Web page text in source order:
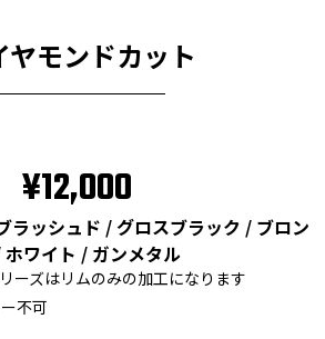
ヤモンドカット
¥12,000
ラッシュド / グロスブラック / ブロン
ホワイト / ガンメタル
ーズはリムのみの加工になります
不可